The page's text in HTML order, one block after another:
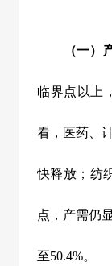
（一）
临界点以上
看，医药、
快释放；纺
点，产需仍
至50.4%。